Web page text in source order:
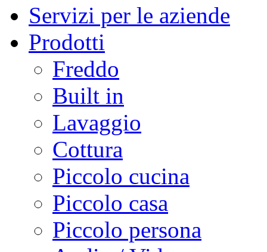
Servizi per le aziende
Prodotti
Freddo
Built in
Lavaggio
Cottura
Piccolo cucina
Piccolo casa
Piccolo persona